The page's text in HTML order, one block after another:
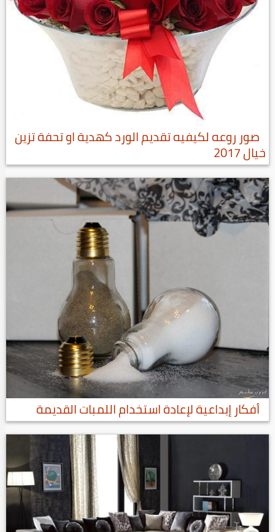
صور روعه لكيفيه تقديم الورد كهدية او تحفة تزين
خيال 2017
أفكار إبداعية لإعادة استخدام اللمبات القديمة